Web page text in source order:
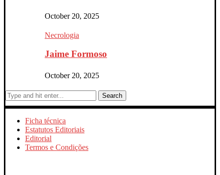
October 20, 2025
Necrologia
Jaime Formoso
October 20, 2025
Search
Ficha técnica
Estatutos Editoriais
Editorial
Termos e Condições